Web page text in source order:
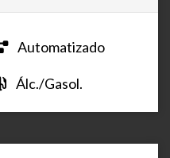
Automatizado
Álc./Gasol.